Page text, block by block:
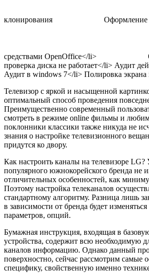
клонирования Оформление
средствами OpenOffice</li>
проверка диска не работает</li> Аудит
Аудит в windows 7</li> Полировка
Телевизор с яркой и насыщенной
оптимальный способ проведения
Преимущественно современный
смотреть в режиме online фильмы и
поклонники классики также никуда не
знания о настройке телевизионного
придутся ко двору.
Как настроить каналы на телевизоре LG?
популярного южнокорейского бренда не
отличительных особенностей, как
Поэтому настройка телеканалов
стандартному алгоритму. Разница лишь
в зависимости от бренда будет
параметров, опций.
Бумажная инструкция, входящая в
устройства, содержит всю необходимую
каналов информацию. Однако данный
поверхностно, сейчас рассмотрим самые
специфику, свойственную именно